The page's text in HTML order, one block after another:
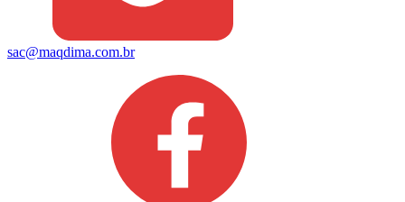
sac@maqdima.com.br